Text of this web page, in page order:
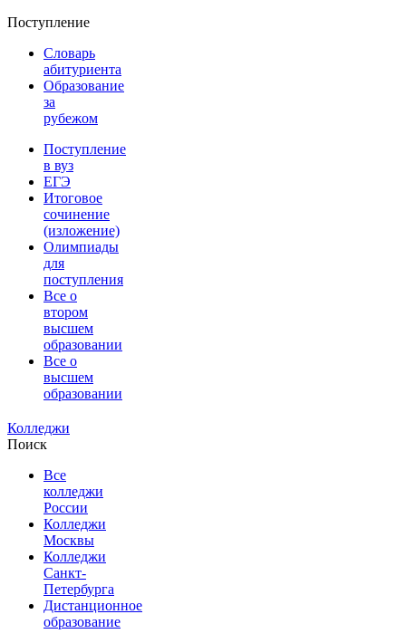
Поступление
Словарь
абитуриента
Образование
за
рубежом
Поступление
в вуз
ЕГЭ
Итоговое
сочинение
(изложение)
Олимпиады
для
поступления
Все о
втором
высшем
образовании
Все о
высшем
образовании
Колледжи
Поиск
Все
колледжи
России
Колледжи
Москвы
Колледжи
Санкт-
Петербурга
Дистанционное
образование